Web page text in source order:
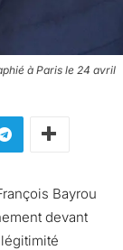
à Paris le 24 avril
Bayrou
devant